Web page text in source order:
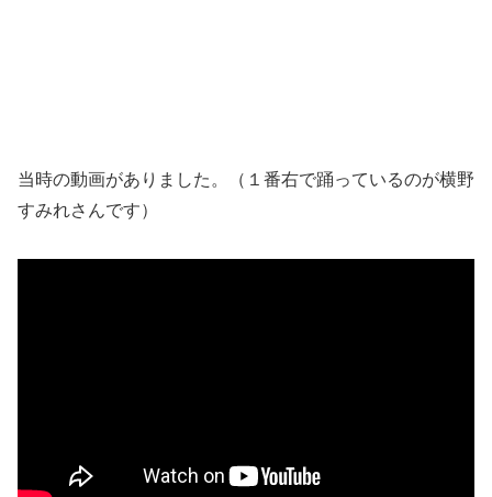
当時の動画がありました。（１番右で踊っているのが横野
すみれさんです）